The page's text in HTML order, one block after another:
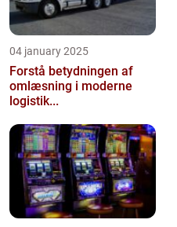
04 january 2025
Forstå betydningen af
omlæsning i moderne
logistik...